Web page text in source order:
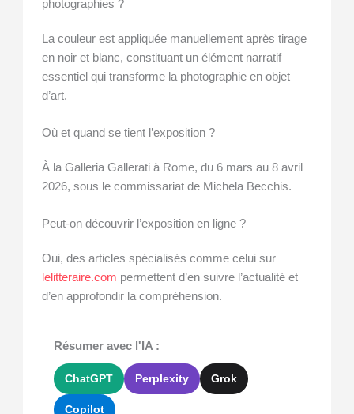
photographies ?
La couleur est appliquée manuellement après tirage
en noir et blanc, constituant un élément narratif
essentiel qui transforme la photographie en objet
d’art.
Où et quand se tient l’exposition ?
À la Galleria Gallerati à Rome, du 6 mars au 8 avril
2026, sous le commissariat de Michela Becchis.
Peut-on découvrir l’exposition en ligne ?
Oui, des articles spécialisés comme celui sur
lelitteraire.com permettent d’en suivre l’actualité et
d’en approfondir la compréhension.
Résumer avec l'IA :
ChatGPT Perplexity Grok
Copilot